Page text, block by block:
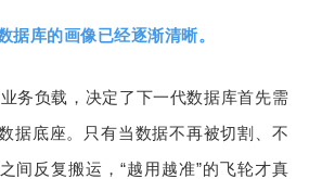
据库的画像已经逐渐清晰。
务负载，决定了下一代数据库首先需
据底座。只有当数据不再被切割、不
间反复搬运，“越用越准”的飞轮才真